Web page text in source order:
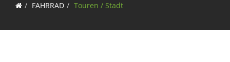
FAHRRAD Touren / Stadt